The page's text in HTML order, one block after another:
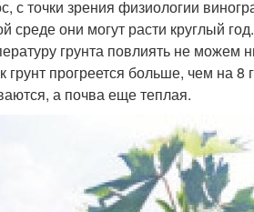
с точки зрения физиологии
среде они могут расти круглый
грунта повлиять не можем
грунт прогреется больше, чем на
а почва еще теплая.